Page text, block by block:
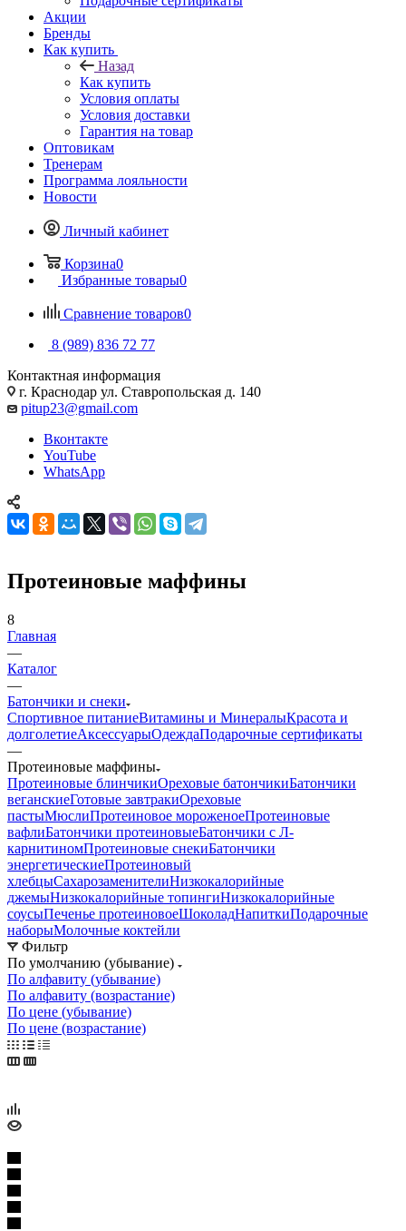
Акции
Бренды
Как купить
Назад
Как купить
Условия оплаты
Условия доставки
Гарантия на товар
Оптовикам
Тренерам
Программа лояльности
Новости
Личный кабинет
Корзина0
Избранные товары0
Сравнение товаров0
8 (989) 836 72 77
Контактная информация
г. Краснодар ул. Ставропольская д. 140
pitup23@gmail.com
Вконтакте
YouTube
WhatsApp
Протеиновые маффины
8
Главная
—
Каталог
—
Батончики и снеки
Спортивное питаниеВитамины и МинералыКрасота и
долголетиеАксессуарыОдеждаПодарочные сертификаты
—
Протеиновые маффины
Протеиновые блинчикиОреховые батончикиБатончики
веганскиеГотовые завтракиОреховые
пастыМюслиПротеиновое мороженоеПротеиновые
вафлиБатончики протеиновыеБатончики с Л-
карнитиномПротеиновые снекиБатончики
энергетическиеПротеиновый
хлебцыСахарозаменителиНизкокалорийные
джемыНизкокалорийные топингиНизкокалорийные
соусыПеченье протеиновоеШоколадНапиткиПодарочные
наборыМолочные коктейли
Фильтр
По умолчанию (убывание)
По алфавиту (убывание)
По алфавиту (возрастание)
По цене (убывание)
По цене (возрастание)